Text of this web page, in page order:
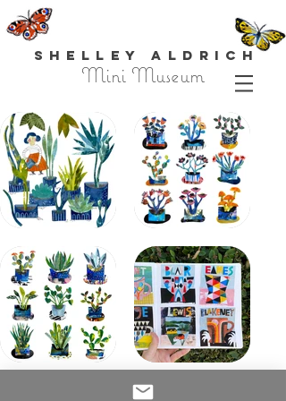
Shelley Aldrich
Mini Museum